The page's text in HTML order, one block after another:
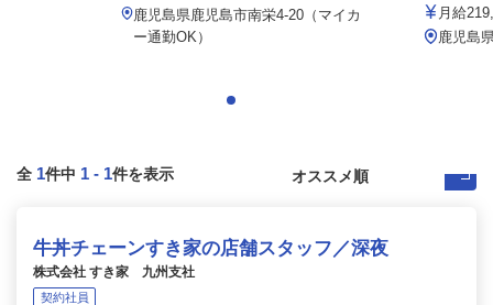
鹿児島県鹿児島市南栄4-20（マイカ
ー通勤OK）
月給
鹿児島
全 1件中 1 - 1件を表示
牛丼チェーンすき家の店舗スタッフ／深夜
株式会社 すき家 九州支社
契約社員